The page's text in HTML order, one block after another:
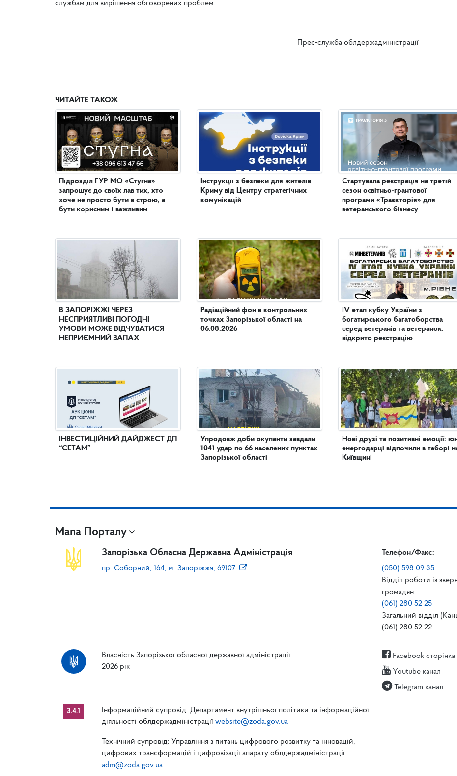
службам для вирішення обговорених проблем.
Прес-служба облдержадміністрації
ЧИТАЙТЕ ТАКОЖ
Підрозділ ГУР МО «Стугна»
запрошує до своїх лав тих, хто
хоче не просто бути в строю, а
бути корисним і важливим
В ЗАПОРІЖЖІ ЧЕРЕЗ
НЕСПРИЯТЛИВІ ПОГОДНІ
УМОВИ МОЖЕ ВІДЧУВАТИСЯ
НЕПРИЄМНИЙ ЗАПАХ
ІНВЕСТИЦІЙНИЙ ДАЙДЖЕСТ ДП
“СЕТАМ”
Інструкції з безпеки для жителів
Криму від Центру стратегічних
комунікацій
Радіаційний фон в контрольних
точках Запорізької області на
06.08.2026
Упродовж доби окупанти завдали
1041 удар по 66 населених пунктах
Запорізької області
Стартувала реєстрація на третій
сезон освітньо-грантової
програми «Траєкторія» для
ветеранського бізнесу
IV етап кубку України з
богатирського багатоборства
серед ветеранів та ветеранок:
відкрито реєстрацію
Нові друзі та позитивні емоції: юні
енергодарці відпочили в таборі
Київщині
Мапа Порталу
Запорізька Обласна Державна Адміністрація
пр. Соборний, 164, м. Запоріжжя, 69107
Телефон/Факс:
(050) 598 09 35
Відділ роботи із
громадян:
(061) 280 52 25
Загальний відділ
(061) 280 52 22
Власність Запорізької обласної державної адміністрації.
2026 рік
Facebook сторінка
Youtube канал
Telegram канал
3.4.1
Інформаційний супровід: Департамент внутрішньої політики та інформаційної
діяльності облдержадміністрації website@zoda.gov.ua
Технічний супровід: Управління з питань цифрового розвитку та інновацій,
цифрових трансформацій і цифровізації апарату облдержадміністрації
adm@zoda.gov.ua